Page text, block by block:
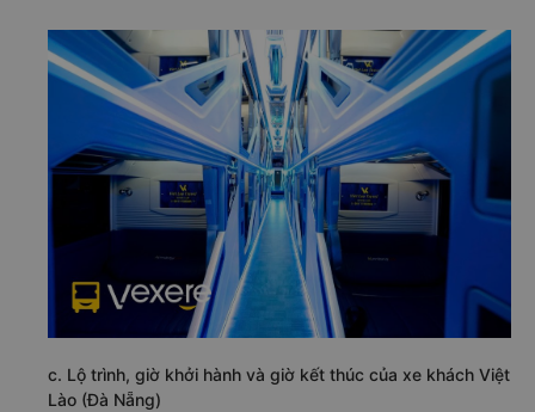
c. Lộ trình, giờ khởi hành và giờ kết thúc của xe khách Việt
Lào (Đà Nẵng)